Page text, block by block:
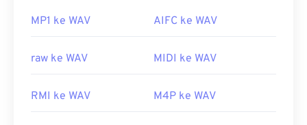
MP1 ke WAV AIFC ke WAV
raw ke WAV MIDI ke WAV
RMI ke WAV M4P ke WAV